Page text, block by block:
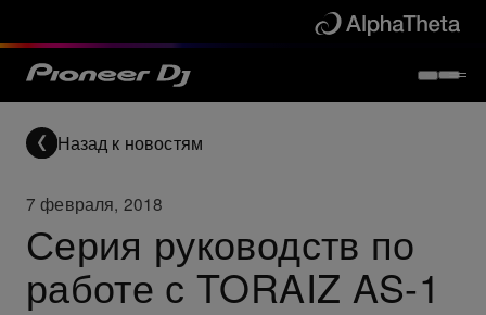
Назад к новостям
7 февраля, 2018
Серия руководств по
работе с TORAIZ AS-1